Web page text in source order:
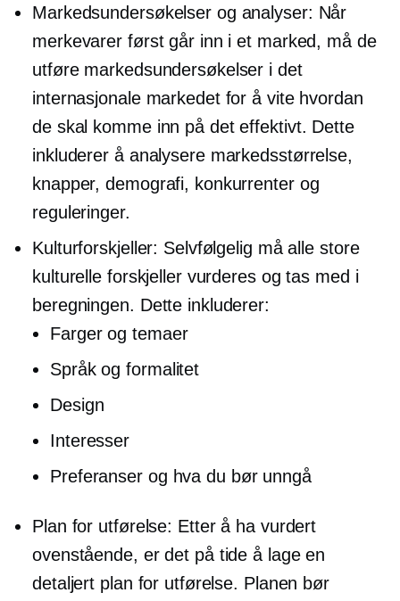
Markedsundersøkelser og analyser: Når
merkevarer først går inn i et marked, må de
utføre markedsundersøkelser i det
internasjonale markedet for å vite hvordan
de skal komme inn på det effektivt. Dette
inkluderer å analysere markedsstørrelse,
knapper, demografi, konkurrenter og
reguleringer.
Kulturforskjeller: Selvfølgelig må alle store
kulturelle forskjeller vurderes og tas med i
beregningen. Dette inkluderer:
Farger og temaer
Språk og formalitet
Design
Interesser
Preferanser og hva du bør unngå
Plan for utførelse: Etter å ha vurdert
ovenstående, er det på tide å lage en
detaljert plan for utførelse. Planen bør